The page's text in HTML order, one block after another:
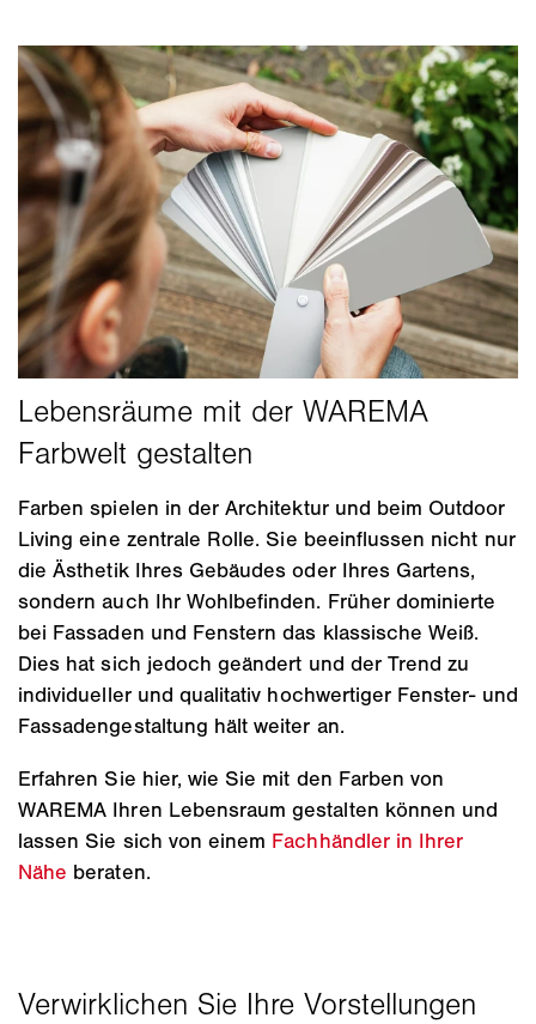
Farben spielen in der Architektur und beim Outdoor
Living eine zentrale Rolle. Sie beeinflussen nicht nur
die Ästhetik Ihres Gebäudes oder Ihres Gartens,
sondern auch Ihr Wohlbefinden. Früher dominierte
bei Fassaden und Fenstern das klassische Weiß.
Dies hat sich jedoch geändert und der Trend zu
individueller und qualitativ hochwertiger Fenster- und
Fassadengestaltung hält weiter an.
Erfahren Sie hier, wie Sie mit den Farben von
WAREMA Ihren Lebensraum gestalten können und
lassen Sie sich von einem Fachhändler in Ihrer
Nähe beraten.